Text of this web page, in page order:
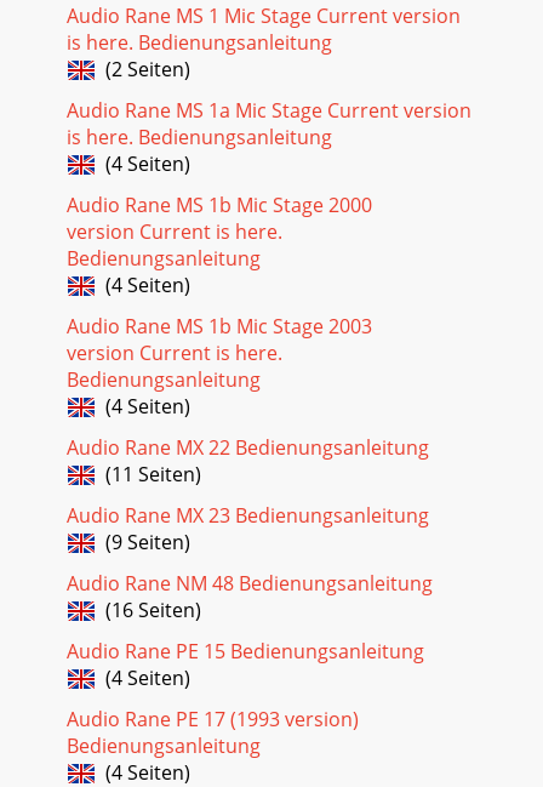
Audio Rane MS 1 Mic Stage Current version
is here. Bedienungsanleitung
(2 Seiten)
Audio Rane MS 1a Mic Stage Current version
is here. Bedienungsanleitung
(4 Seiten)
Audio Rane MS 1b Mic Stage 2000
version Current is here.
Bedienungsanleitung
(4 Seiten)
Audio Rane MS 1b Mic Stage 2003
version Current is here.
Bedienungsanleitung
(4 Seiten)
Audio Rane MX 22 Bedienungsanleitung
(11 Seiten)
Audio Rane MX 23 Bedienungsanleitung
(9 Seiten)
Audio Rane NM 48 Bedienungsanleitung
(16 Seiten)
Audio Rane PE 15 Bedienungsanleitung
(4 Seiten)
Audio Rane PE 17 (1993 version)
Bedienungsanleitung
(4 Seiten)